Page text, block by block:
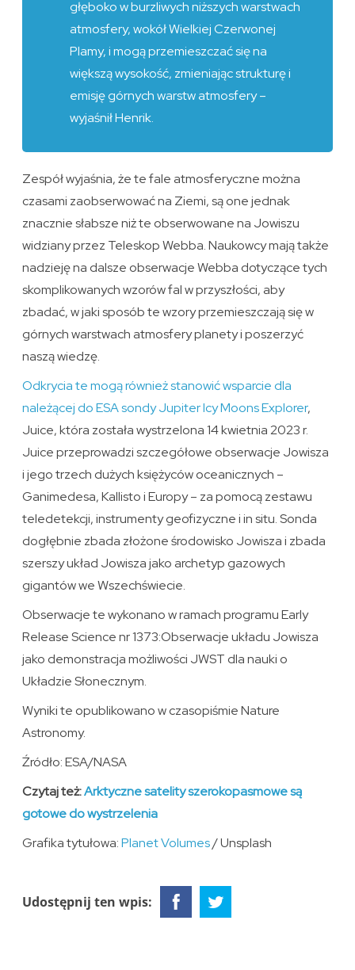
głęboko w burzliwych niższych warstwach
atmosfery, wokół Wielkiej Czerwonej
Plamy, i mogą przemieszczać się na
większą wysokość, zmieniając strukturę i
emisję górnych warstw atmosfery –
wyjaśnił Henrik.
Zespół wyjaśnia, że te fale atmosferyczne można
czasami zaobserwować na Ziemi, są one jednak
znacznie słabsze niż te obserwowane na Jowiszu
widziany przez Teleskop Webba. Naukowcy mają także
nadzieję na dalsze obserwacje Webba dotyczące tych
skomplikowanych wzorów fal w przyszłości, aby
zbadać, w jaki sposób te wzory przemieszczają się w
górnych warstwach atmosfery planety i poszerzyć
naszą wiedzę.
Odkrycia te mogą również stanowić wsparcie dla
należącej do ESA sondy Jupiter Icy Moons Explorer,
Juice, która została wystrzelona 14 kwietnia 2023 r.
Juice przeprowadzi szczegółowe obserwacje Jowisza
i jego trzech dużych księżyców oceanicznych –
Ganimedesa, Kallisto i Europy – za pomocą zestawu
teledetekcji, instrumenty geofizyczne i in situ. Sonda
dogłębnie zbada złożone środowisko Jowisza i zbada
szerszy układ Jowisza jako archetyp gazowych
gigantów we Wszechświecie.
Obserwacje te wykonano w ramach programu Early
Release Science nr 1373:Obserwacje układu Jowisza
jako demonstracja możliwości JWST dla nauki o
Układzie Słonecznym.
Wyniki te opublikowano w czasopiśmie Nature
Astronomy.
Źródło: ESA/NASA
Czytaj też:Arktyczne satelity szerokopasmowe są
gotowe do wystrzelenia
Grafika tytułowa:Planet Volumes/ Unsplash
Udostępnij ten wpis: